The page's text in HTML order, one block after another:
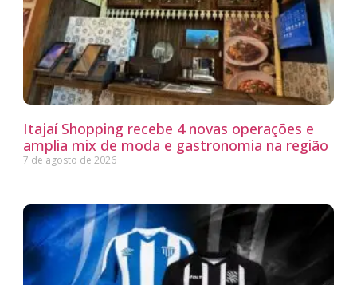
Itajaí Shopping recebe 4 novas operações e
amplia mix de moda e gastronomia na região
7 de agosto de 2026